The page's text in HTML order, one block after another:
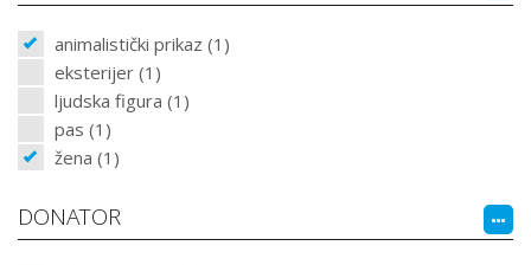
animalistički prikaz (1)
eksterijer (1)
ljudska figura (1)
pas (1)
žena (1)
DONATOR